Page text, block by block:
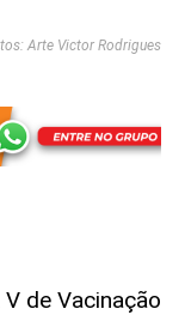
Arte Victor Rodrigues
de Vacinação